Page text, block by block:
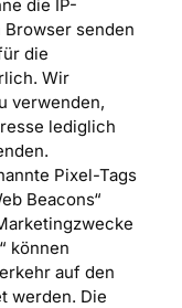
die IP-
senden
die
Wir
verwenden,
lediglich
Pixel-Tags
Beacons“
können
auf den
werden. Die